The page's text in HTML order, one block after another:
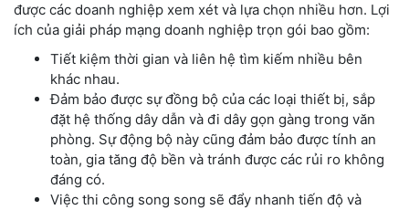
được các doanh nghiệp xem xét và lựa chọn nhiều hơn. Lợi
ích của giải pháp mạng doanh nghiệp trọn gói bao gồm:
Tiết kiệm thời gian và liên hệ tìm kiếm nhiều bên
khác nhau.
Đảm bảo được sự đồng bộ của các loại thiết bị, sắp
đặt hệ thống dây dẫn và đi dây gọn gàng trong văn
phòng. Sự động bộ này cũng đảm bảo được tính an
toàn, gia tăng độ bền và tránh được các rủi ro không
đáng có.
Việc thi công song song sẽ đẩy nhanh tiến độ và